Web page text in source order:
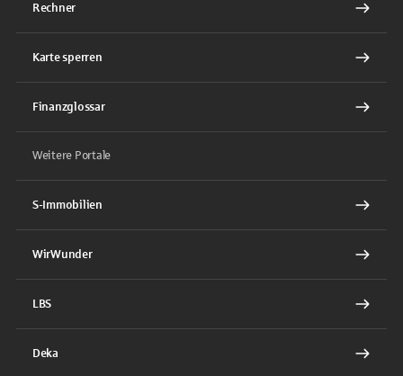
Rechner
Karte sperren
Finanzglossar
Weitere Portale
S-Immobilien
WirWunder
LBS
Deka